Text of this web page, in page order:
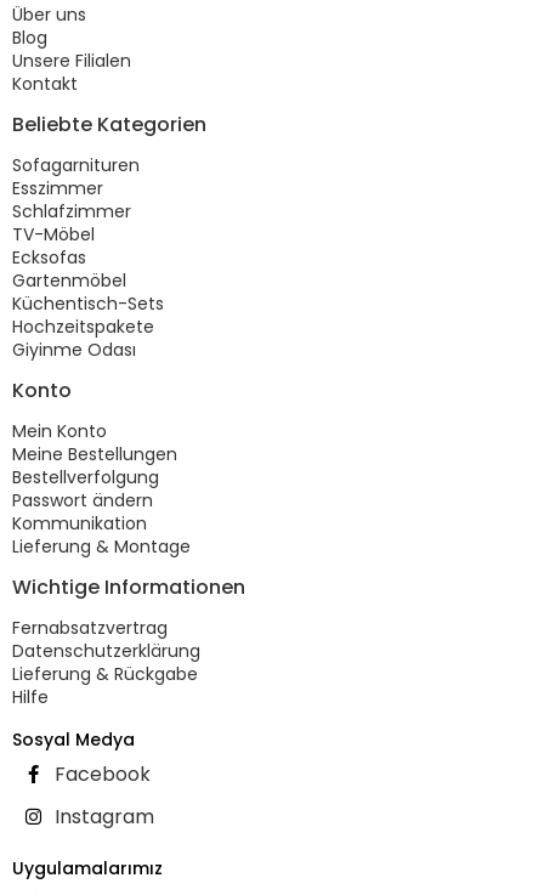
Über uns
Blog
Unsere Filialen
Kontakt
Beliebte Kategorien
Sofagarnituren
Esszimmer
Schlafzimmer
TV-Möbel
Ecksofas
Gartenmöbel
Küchentisch-Sets
Hochzeitspakete
Giyinme Odası
Konto
Mein Konto
Meine Bestellungen
Bestellverfolgung
Passwort ändern
Kommunikation
Lieferung & Montage
Wichtige Informationen
Fernabsatzvertrag
Datenschutzerklärung
Lieferung & Rückgabe
Hilfe
Sosyal Medya
Facebook
Instagram
Uygulamalarımız